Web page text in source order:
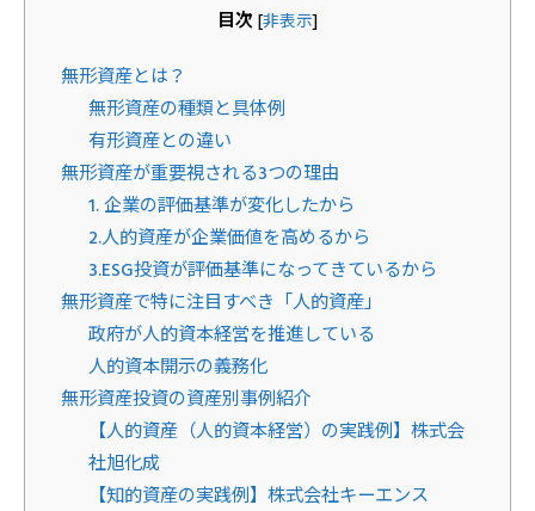
目次 [非表示]
無形資産とは？
無形資産の種類と具体例
有形資産との違い
無形資産が重要視される3つの理由
1. 企業の評価基準が変化したから
2.人的資産が企業価値を高めるから
3.ESG投資が評価基準になってきているから
無形資産で特に注目すべき「人的資産」
政府が人的資本経営を推進している
人的資本開示の義務化
無形資産投資の資産別事例紹介
【人的資産（人的資本経営）の実践例】株式会
社旭化成
【知的資産の実践例】株式会社キーエンス